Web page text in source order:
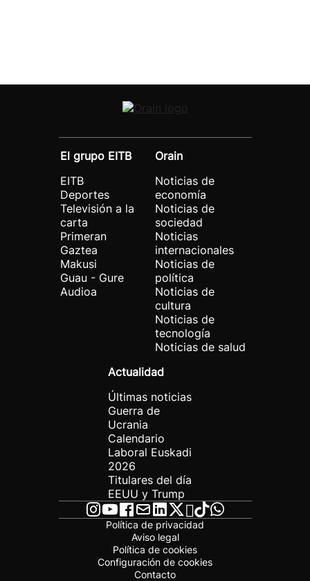
El grupo EITB
EITB
Deportes
Televisión a la
carta
Primeran
Gaztea
Makusi
Guau - Gure
Audioa
Orain
Noticias de
economía
Noticias de
sociedad
Noticias
internacionales
Noticias de
política
Noticias de
cultura
Noticias de
tecnología
Noticias de salud
Actualidad
Últimas noticias
Guerra de
Ucrania
Calendario
Laboral Euskadi
2026
Titulares del día
EEUU y Trump
Política de privacidad
Aviso legal
Política de cookies
Configuración de cookies
Contacto